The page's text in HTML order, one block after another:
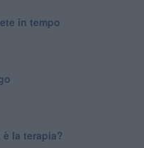
in tempo
la terapia?